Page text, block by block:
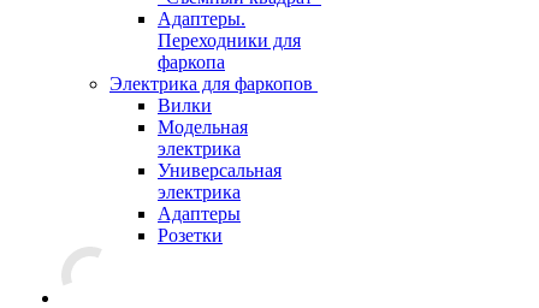
Адаптеры.
Переходники для
фаркопа
Электрика для фаркопов
Вилки
Модельная
электрика
Универсальная
электрика
Адаптеры
Розетки